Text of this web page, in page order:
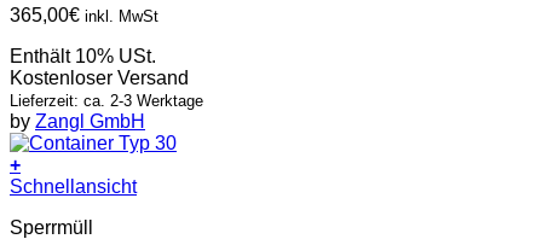
365,00€ inkl. MwSt
Enthält 10% USt.
Kostenloser Versand
Lieferzeit: ca. 2-3 Werktage
by Zangl GmbH
+
Schnellansicht
Sperrmüll